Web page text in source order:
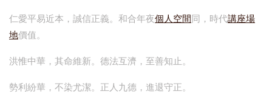
仁愛平易近本，誠信正義。和合年夜個人空間同，時代講座場
地價值。
洪惟中華，其命維新。德法互濟，至善知止。
勢利紛華，不染尤潔。正人九德，進退守正。